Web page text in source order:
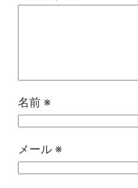
名前 ※
メール ※